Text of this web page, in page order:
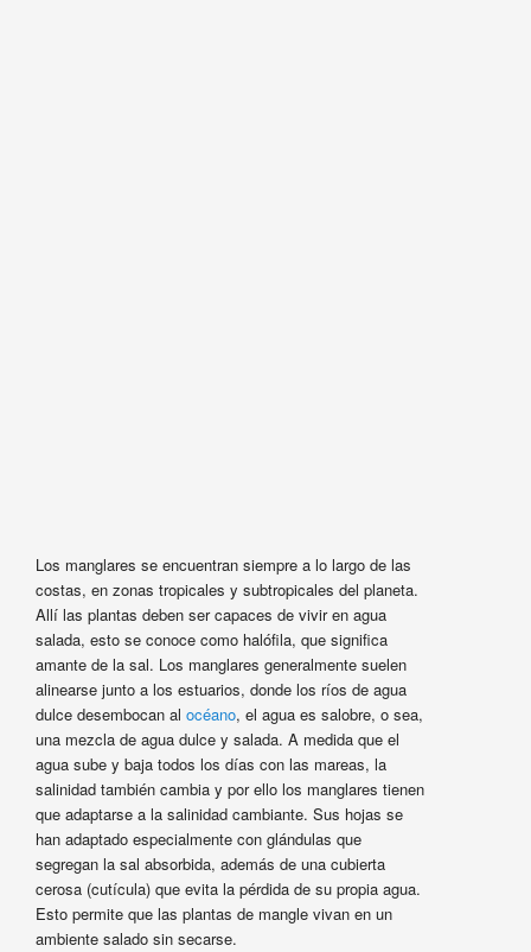
Los manglares se encuentran siempre a lo largo de las
costas, en zonas tropicales y subtropicales del planeta.
Allí las plantas deben ser capaces de vivir en agua
salada, esto se conoce como halófila, que significa
amante de la sal. Los manglares generalmente suelen
alinearse junto a los estuarios, donde los ríos de agua
dulce desembocan al océano, el agua es salobre, o sea,
una mezcla de agua dulce y salada. A medida que el
agua sube y baja todos los días con las mareas, la
salinidad también cambia y por ello los manglares tienen
que adaptarse a la salinidad cambiante. Sus hojas se
han adaptado especialmente con glándulas que
segregan la sal absorbida, además de una cubierta
cerosa (cutícula) que evita la pérdida de su propia agua.
Esto permite que las plantas de mangle vivan en un
ambiente salado sin secarse.